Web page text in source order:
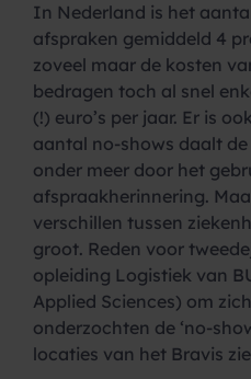
In Nederland is het
afspraken gemiddeld 4
zoveel maar de kosten
bedragen toch al snel
(!) euro’s per jaar. Er is
aantal no-shows daalt
onder meer door het
afspraakherinnering.
verschillen tussen
groot. Reden voor
opleiding Logistiek van
Applied Sciences) om
onderzochten de ‘no-
locaties van het Bravis